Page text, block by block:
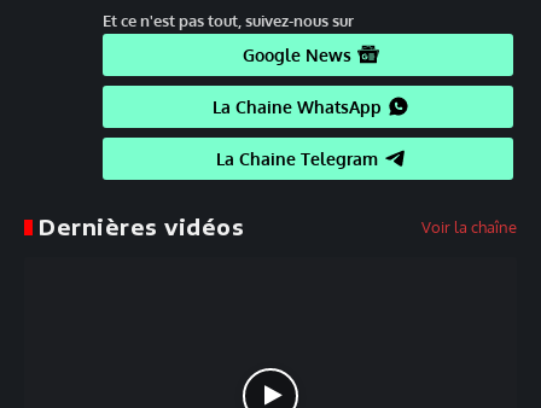
Et ce n'est pas tout, suivez-nous sur
Google News
La Chaine WhatsApp
La Chaine Telegram
Dernières vidéos Voir la chaîne